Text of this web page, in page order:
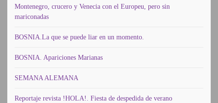
Montenegro, crucero y Venecia con el Europeu, pero sin
mariconadas
BOSNIA.La que se puede liar en un momento.
BOSNIA. Apariciones Marianas
SEMANA ALEMANA
Reportaje revista !HOLA!. Fiesta de despedida de verano